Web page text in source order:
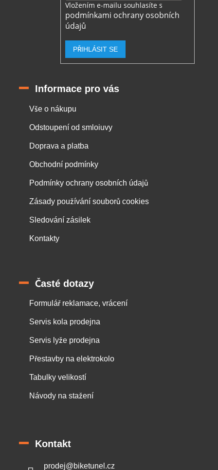
Vložením e-mailu souhlasíte s
podmínkami ochrany osobních
údajů
PŘIHLÁSIT SE
Informace pro vás
Vše o nákupu
Odstoupení od smloiuvy
Doprava a platba
Obchodní podmínky
Podmínky ochrany osobních údajů
Zásady používání souborů cookies
Sledování zásilek
Kontakty
Časté dotazy
Formulář reklamace, vrácení
Servis kola prodejna
Servis lyže prodejna
Přestavby na elektrokolo
Tabulky velikostí
Návody na stažení
Kontakt
prodej@biketunel.cz